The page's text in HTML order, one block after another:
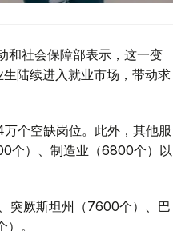
和社会保障部表示，这一变
陆续进入就业市场，带动求
个空缺岗位。此外，其他服
个）、制造业（6800个）以
突厥斯坦州（7600个）、巴
。